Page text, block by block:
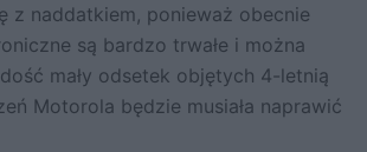
z naddatkiem, ponieważ obecnie
są bardzo trwałe i można
mały odsetek objętych 4-letnią
Motorola będzie musiała naprawić